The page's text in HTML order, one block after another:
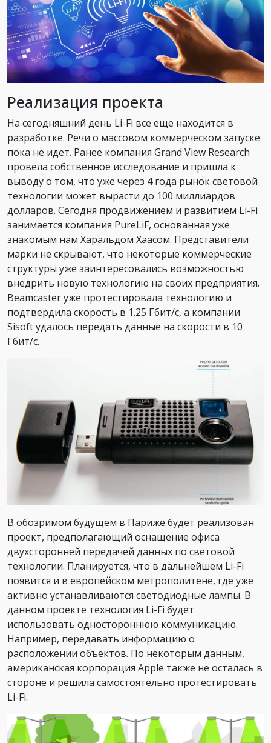
Реализация проекта
На сегодняшний день Li-Fi все еще находится в
разработке. Речи о массовом коммерческом запуске
пока не идет. Ранее компания Grand View Research
провела собственное исследование и пришла к
выводу о том, что уже через 4 года рынок световой
технологии может вырасти до 100 миллиардов
долларов. Сегодня продвижением и развитием Li-Fi
занимается компания PureLiF, основанная уже
знакомым нам Харальдом Хаасом. Представители
марки не скрывают, что некоторые коммерческие
структуры уже заинтересовались возможностью
внедрить новую технологию на своих предприятия.
Beamcaster уже протестировала технологию и
подтвердила скорость в 1.25 Гбит/с, а компании
Sisoft удалось передать данные на скорости в 10
Гбит/с.
В обозримом будущем в Париже будет реализован
проект, предполагающий оснащение офиса
двухсторонней передачей данных по световой
технологии. Планируется, что в дальнейшем Li-Fi
появится и в европейском метрополитене, где уже
активно устанавливаются светодиодные лампы. В
данном проекте технология Li-Fi будет
использовать одностороннюю коммуникацию.
Например, передавать информацию о
расположении объектов. По некоторым данным,
американская корпорация Apple также не осталась в
стороне и решила самостоятельно протестировать
Li-Fi.